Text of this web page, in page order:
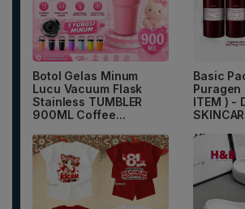
Botol Gelas Minum
Lucu Vacuum Flask
Stainless TUMBLER
900ML Coffee...
Basic
Puragen
ITEM ) -